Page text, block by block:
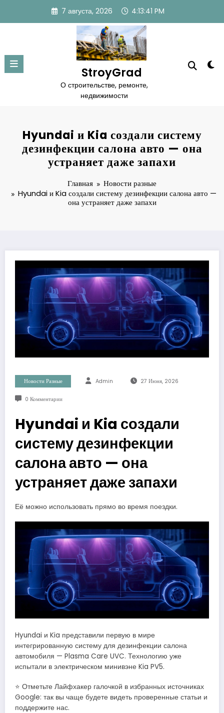
содержимому
7 августа, 2026 4:13:42 PM
StroyGrad
О строительстве, ремонте,
недвижимости
Hyundai и Kia создали систему
дезинфекции салона авто — она
устраняет даже запахи
Главная
Новости разные
Hyundai и Kia создали систему дезинфекции салона авто —
она устраняет даже запахи
Новости Разные Admin 27 Июня, 2026
0 Комментарии
Hyundai и Kia создали
систему дезинфекции
салона авто — она
устраняет даже запахи
Её можно использовать прямо во время поездки.
Hyundai и Kia представили первую в мире
интегрированную систему для дезинфекции салона
автомобиля — Plasma Care UVC. Технологию уже
испытали в электрическом минивэне Kia PV5.
⭐ Отметьте Лайфхакер галочкой в избранных источниках
Google: так вы чаще будете видеть проверенные статьи и
поддержите нас.